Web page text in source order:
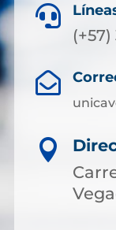

(+57)

